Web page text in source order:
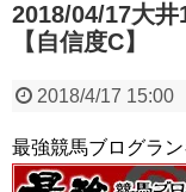
2018/04/17大
【自信度C】
2018/4/17 15:00
最強競馬ブログラ